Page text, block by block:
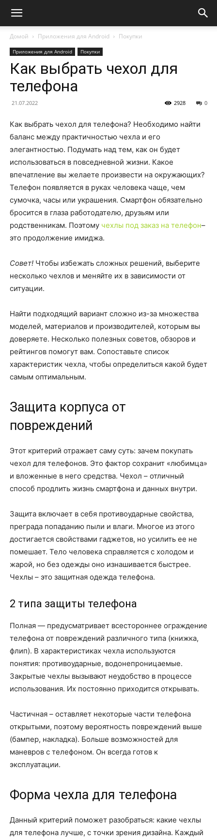
Домой Приложения для Android Покупки
Приложения для Android Покупки
Как выбрать чехол для
телефона
21.07.2022 0
2928
Как выбрать чехол для телефона? Необходимо найти
баланс между практичностью чехла и его
элегантностью. Подумать над тем, как он будет
использоваться в повседневной жизни. Какое
впечатление вы желаете произвести на окружающих?
Телефон появляется в руках человека чаще, чем
сумочка, часы или украшения. Смартфон обязательно
бросится в глаза работодателю, друзьям или
родственникам. Поэтому чехлы под заказ на телефон–
это продолжение имиджа.
Совет! Чтобы избежать сложных решений, выберите
несколько чехлов и меняйте их в зависимости от
ситуации.
Найти подходящий вариант сложно из-за множества
моделей, материалов и производителей, которым вы
доверяете. Несколько полезных советов, обзоров и
рейтингов помогут вам. Сопоставьте список
характеристик чехла, чтобы определиться какой будет
самым оптимальным.
Защита корпуса от
повреждений
Этот критерий отражает саму суть: зачем покупать
чехол для телефонов. Это фактор сохранит «любимца»
и вложенные в него средства. Чехол – отличный
способ продлить жизнь смартфона и данных внутри.
Защита включает в себя противоударные свойства,
преграда попаданию пыли и влаги. Многое из этого
достигается свойствами гаджетов, но усилить ее не
помешает. Тело человека справляется с холодом и
жарой, но без одежды оно изнашивается быстрее.
Чехлы – это защитная одежда телефона.
2 типа защиты телефона
Полная — предусматривает всестороннее ограждение
телефона от повреждений различного типа (книжка,
флип). В характеристиках чехла используются
понятия: противоударные, водонепроницаемые.
Закрытые чехлы вызывают неудобство в процессе
использования. Их постоянно приходится открывать.
Частичная – оставляет некоторые части телефона
открытыми, поэтому вероятность повреждений выше
(бампер, накладка). Больше возможностей для
маневров с телефоном. Он всегда готов к
эксплуатации.
Форма чехла для телефона
Данный критерий поможет разобраться: какие чехлы
для телефона лучше, с точки зрения дизайна. Каждый